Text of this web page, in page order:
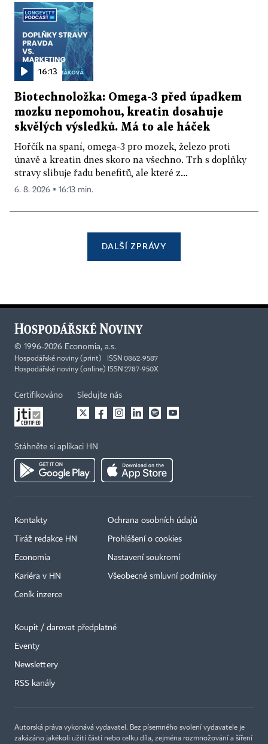
16:13
Biotechnoložka: Omega-3 před úpadkem
mozku nepomohou, kreatin dosahuje
skvělých výsledků. Má to ale háček
Hořčík na spaní, omega-3 pro mozek, železo proti
únavě a kreatin dnes skoro na všechno. Trh s doplňky
stravy slibuje řadu benefitů, ale které z...
6. 8. 2026 ▪ 16:13 min.
DALŠÍ ZPRÁVY
© 1996-2026 Economia, a.s.
Hospodářské noviny (print) ISSN 0862-9587
Hospodářské noviny (online) ISSN 2787-950X
Certifikováno Sledujte nás
Stáhněte si aplikaci HN
Kontakty
Tiráž redakce HN
Economia
Kariéra v HN
Ceník inzerce
Ochrana osobních údajů
Prohlášení o cookies
Nastavení soukromí
Všeobecné smluvní podmínky
Koupit / darovat předplatné
Eventy
Newslettery
RSS kanály
Autorská práva vykonává vydavatel. Bez písemného svolení vydavatele je
zakázáno jakékoli užití částí nebo celku díla, zejména rozmnožování a šíření